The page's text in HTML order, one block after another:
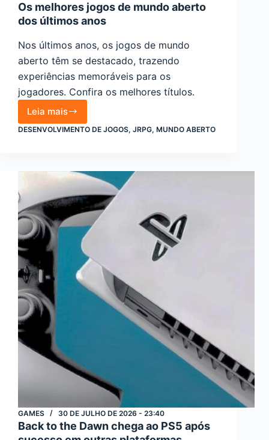
Os melhores jogos de mundo aberto
dos últimos anos
Nos últimos anos, os jogos de mundo
aberto têm se destacado, trazendo
experiências memoráveis para os
jogadores. Confira os melhores títulos.
Leia mais
Os
melhores
mundo
aberto
dos
últimos
anos
DESENVOLVIMENTO DE JOGOS, JRPG, MUNDO ABERTO
GAMES 30 DE JULHO DE 2026 - 23:40
Back to the Dawn chega ao PS5 após